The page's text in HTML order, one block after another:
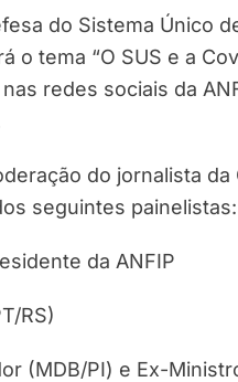
do Sistema Único
o tema “O SUS e a
redes sociais da
do jornalista
seguintes painelistas:
da ANFIP
RS)
(MDB/PI) e Ex-